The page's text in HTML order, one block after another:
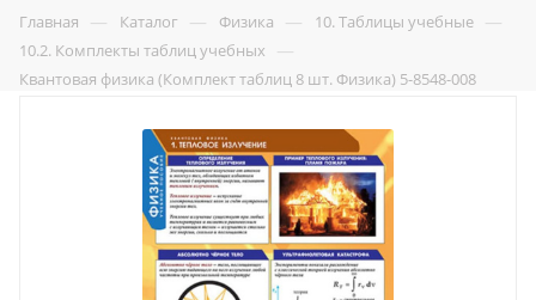
Главная — Каталог — Физика — 10. Таблицы учебные —
10.2. Комплекты таблиц учебных —
Квантовая физика (Комплект таблиц 8 шт. Физика) 5-8548-008